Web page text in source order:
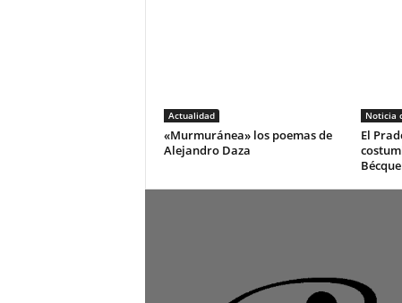
Actualidad
«Murmuránea» los poemas de
Alejandro Daza
Noticia
El